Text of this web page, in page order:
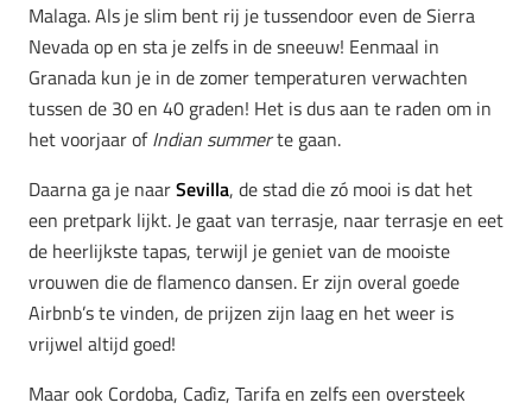
Malaga. Als je slim bent rij je tussendoor even de Sierra
Nevada op en sta je zelfs in de sneeuw! Eenmaal in
Granada kun je in de zomer temperaturen verwachten
tussen de 30 en 40 graden! Het is dus aan te raden om in
het voorjaar ofIndian summerte gaan.
Daarna ga je naarSevilla, de stad die zó mooi is dat het
een pretpark lijkt. Je gaat van terrasje, naar terrasje en eet
de heerlijkste tapas, terwijl je geniet van de mooiste
vrouwen die de flamenco dansen. Er zijn overal goede
Airbnb’s te vinden, de prijzen zijn laag en het weer is
vrijwel altijd goed!
Maar ook Cordoba, Cadìz, Tarifa en zelfs een oversteek